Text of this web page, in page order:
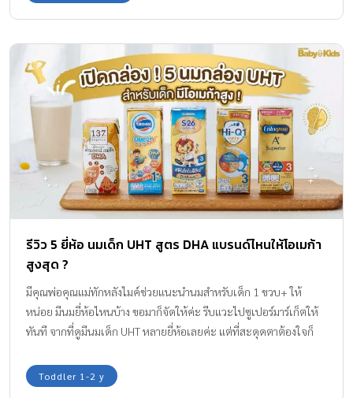
รีวิว 5 ยี่ห้อ นมเด็ก UHT สูตร DHA แบรนด์ไหนให้โอเมก้า
สูงสุด ?
มีคุณพ่อคุณแม่ทักหลังไมค์ช่วยแนะนำนมสำหรับเด็ก 1 ขวบ+ ให้
หน่อย มีนมยี่ห้อไหนบ้าง ขอมาก็จัดให้ค่ะ รีบแวะไปซูเปอร์มาร์เก็ตให้
ทันที จากที่ดูมีนมเด็ก UHT หลายยี่ห้อเลยค่ะ แต่ที่สะดุดตาต้องใจก็
milk with DHA ซื้อมาชิม อร่อยมากค่ะคุ๊ณ! ฉะนั้นไม่รอช้าวันนี้กอง
บรรณาธิการ Amarin Baby & Kids เราจะมารีวีวนมเด็ก UHT ที่เป็นสูตร
Toddler 1-2 y